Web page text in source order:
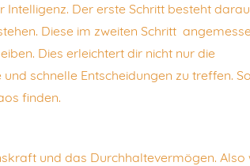
Der erste Schritt besteht
Diese im zweiten Schritt
Dies erleichtert dir nicht nur die
schnelle Entscheidungen zu treffen.
finden.
und das Durchhaltevermögen. Also